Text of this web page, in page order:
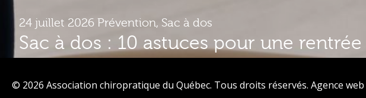
24 juillet 2026 Prévention, Sac à dos
Sac à dos : 10 astuces pour une rentrée
© 2026 Association chiropratique du Québec. Tous droits réservés. Agence web